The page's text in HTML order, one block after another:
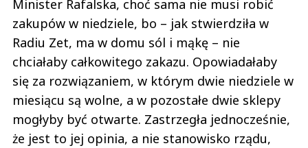
Minister Rafalska, choć sama nie musi robić
zakupów w niedziele, bo – jak stwierdziła w
Radiu Zet, ma w domu sól i mąkę – nie
chciałaby całkowitego zakazu. Opowiadałaby
się za rozwiązaniem, w którym dwie niedziele w
miesiącu są wolne, a w pozostałe dwie sklepy
mogłyby być otwarte. Zastrzegła jednocześnie,
że jest to jej opinia, a nie stanowisko rządu,